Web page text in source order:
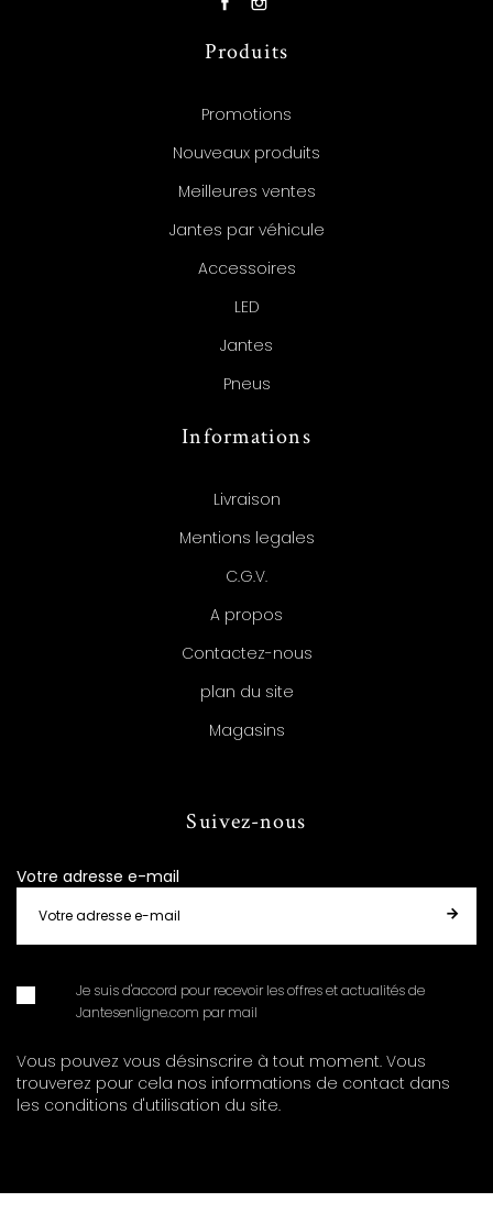
Produits
Promotions
Nouveaux produits
Meilleures ventes
Jantes par véhicule
Accessoires
LED
Jantes
Pneus
Informations
Livraison
Mentions legales
C.G.V.
A propos
Contactez-nous
plan du site
Magasins
Suivez-nous
Votre adresse e-mail
Je suis d'accord pour recevoir les offres et actualités de
Jantesenligne.com par mail
Vous pouvez vous désinscrire à tout moment. Vous
trouverez pour cela nos informations de contact dans
les conditions d'utilisation du site.